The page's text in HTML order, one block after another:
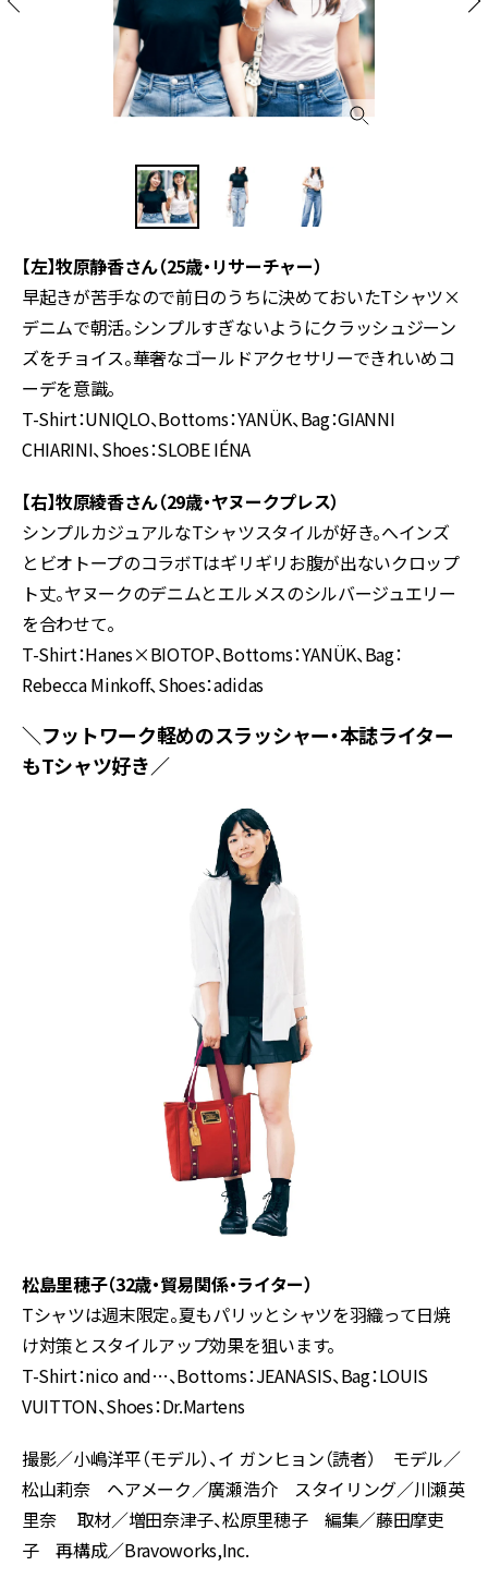
【左】牧原静香さん（25歳・リサーチャー）
早起きが苦手なので前日のうちに決めておいたTシャツ×
デニムで朝活。シンプルすぎないようにクラッシュジーン
ズをチョイス。華奢なゴールドアクセサリーできれいめコ
ーデを意識。
T-Shirt：UNIQLO、Bottoms：YANÜK、Bag：GIANNI
CHIARINI、Shoes：SLOBE IÉNA
【右】牧原綾香さん（29歳・ヤヌークプレス）
シンプルカジュアルなTシャツスタイルが好き。へインズ
とビオトープのコラボTはギリギリお腹が出ないクロップ
ト丈。ヤヌークのデニムとエルメスのシルバージュエリー
を合わせて。
T-Shirt：Hanes×BIOTOP、Bottoms：YANÜK、Bag：
Rebecca Minkoff、Shoes：adidas
＼フットワーク軽めのスラッシャー・本誌ライター
もTシャツ好き／
松島里穂子（32歳・貿易関係・ライター）
Tシャツは週末限定。夏もパリッとシャツを羽織って日焼
け対策とスタイルアップ効果を狙います。
T-Shirt：nico and…、Bottoms：JEANASIS、Bag：LOUIS
VUITTON、Shoes：Dr.Martens
撮影／小嶋洋平（モデル）、イ ガンヒョン（読者） モデル／
松山莉奈 ヘアメーク／廣瀬浩介 スタイリング／川瀬英
里奈 取材／増田奈津子、松原里穂子 編集／藤田摩吏
子 再構成／Bravoworks,Inc.